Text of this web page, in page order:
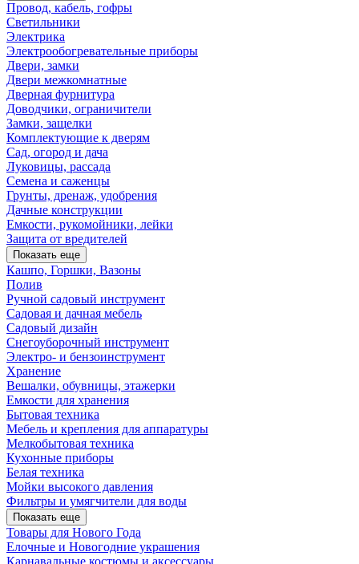
Провод, кабель, гофры
Светильники
Электрика
Электрообогревательные приборы
Двери, замки
Двери межкомнатные
Дверная фурнитура
Доводчики, ограничители
Замки, защелки
Комплектующие к дверям
Сад, огород и дача
Луковицы, рассада
Семена и саженцы
Грунты, дренаж, удобрения
Дачные конструкции
Емкости, рукомойники, лейки
Защита от вредителей
Показать еще
Кашпо, Горшки, Вазоны
Полив
Ручной садовый инструмент
Садовая и дачная мебель
Садовый дизайн
Снегоуборочный инструмент
Электро- и бензоинструмент
Хранение
Вешалки, обувницы, этажерки
Емкости для хранения
Бытовая техника
Мебель и крепления для аппаратуры
Мелкобытовая техника
Кухонные приборы
Белая техника
Мойки высокого давления
Фильтры и умягчители для воды
Показать еще
Товары для Нового Года
Елочные и Новогодние украшения
Карнавальные костюмы и аксессуары